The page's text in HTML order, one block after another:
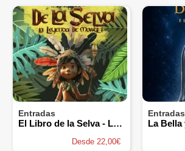
Entradas
El Libro de la Selva - La Leyenda de Mowgli
Desde 22,00€
Entradas